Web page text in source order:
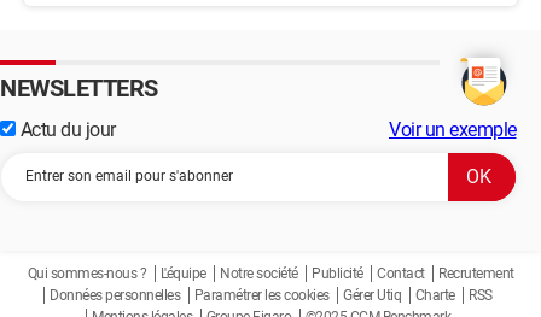
NEWSLETTERS
Actu du jour Voir un exemple
Qui sommes-nous ? L'équipe Notre société Publicité Contact
Recrutement
Données personnelles
Paramétrer les cookies Gérer Utiq Charte
RSS